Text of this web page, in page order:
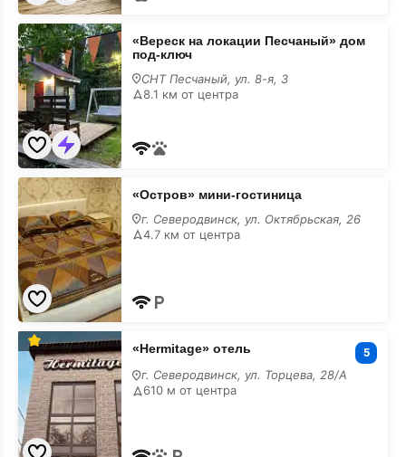
«Вереск
на
локации
Песчаный»
дом
под-
ключ
на
месяц
«Вереск на локации Песчаный» дом
под-ключ
СНТ Песчаный, ул. 8-я, 3
8.1 км от центра
«Остров»
мини-
гостиница
на
месяц
«Остров» мини-гостиница
г. Северодвинск, ул. Октябрьская, 26
4.7 км от центра
«Hermitage»
отель
месяц
«Hermitage» отель 5
г. Северодвинск, ул. Торцева, 28/А
610 м от центра